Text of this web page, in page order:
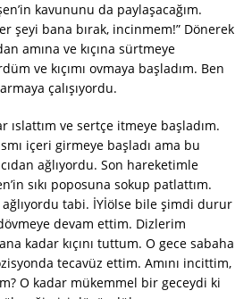
kavununu da paylaşacağım.
şeyi bana bırak, incinmem!” Dönerek
amına ve kıçına sürtmeye
ve kıçımı ovmaya başladım. Ben
çalışıyordu.
ıslattım ve sertçe itmeye başladım.
içeri girmeye başladı ama bu
ağlıyordu. Son hareketimle
sıkı poposuna sokup patlattım.
tabi. İYİölse bile şimdi durur
devam ettim. Dizlerim
kadar kıçını tuttum. O gece sabaha
tecavüz ettim. Amını incittim,
O kadar mükemmel bir geceydi ki